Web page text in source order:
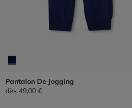
Pantalon De Jogging
dès 49,00 €